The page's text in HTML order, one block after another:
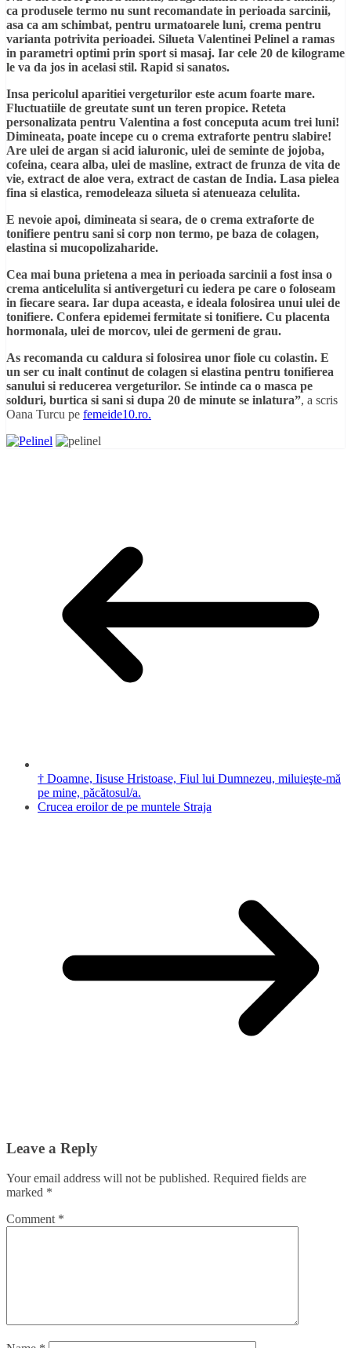
ca produsele termo nu sunt recomandate in perioada sarcinii,
asa ca am schimbat, pentru urmatoarele luni, crema pentru
varianta potrivita perioadei. Silueta Valentinei Pelinel a ramas
in parametri optimi prin sport si masaj. Iar cele 20 de kilograme
le va da jos in acelasi stil. Rapid si sanatos.
Insa pericolul aparitiei vergeturilor este acum foarte mare.
Fluctuatiile de greutate sunt un teren propice. Reteta
personalizata pentru Valentina a fost conceputa acum trei luni!
Dimineata, poate incepe cu o crema extraforte pentru slabire!
Are ulei de argan si acid ialuronic, ulei de seminte de jojoba,
cofeina, ceara alba, ulei de masline, extract de frunza de vita de
vie, extract de aloe vera, extract de castan de India. Lasa pielea
fina si elastica, remodeleaza silueta si atenueaza celulita.
E nevoie apoi, dimineata si seara, de o crema extraforte de
tonifiere pentru sani si corp non termo, pe baza de colagen,
elastina si mucopolizaharide.
Cea mai buna prietena a mea in perioada sarcinii a fost insa o
crema anticelulita si antivergeturi cu iedera pe care o foloseam
in fiecare seara. Iar dupa aceasta, e ideala folosirea unui ulei de
tonifiere. Confera epidemei fermitate si tonifiere. Cu placenta
hormonala, ulei de morcov, ulei de germeni de grau.
As recomanda cu caldura si folosirea unor fiole cu colastin. E
un ser cu inalt continut de colagen si elastina pentru tonifierea
sanului si reducerea vergeturilor. Se intinde ca o masca pe
solduri, burtica si sani si dupa 20 de minute se inlatura”, a scris
Oana Turcu pe femeide10.ro.
† Doamne, Iisuse Hristoase, Fiul lui Dumnezeu, miluieşte-mă
pe mine, păcătosul/a.
Crucea eroilor de pe muntele Straja
Leave a Reply
Your email address will not be published. Required fields are
marked *
Comment *